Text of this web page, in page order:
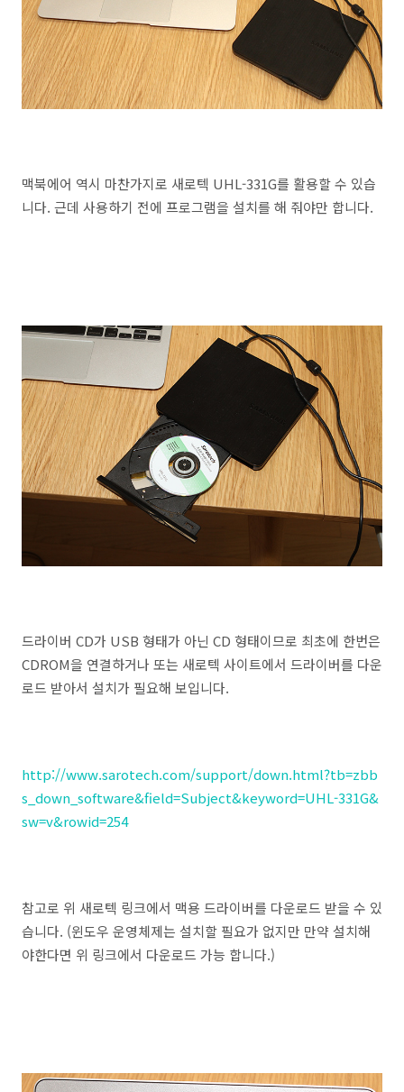
맥북에어 역시 마찬가지로 새로텍 UHL-331G를 활용할 수 있습
니다. 근데 사용하기 전에 프로그램을 설치를 해 줘야만 합니다.
드라이버 CD가 USB 형태가 아닌 CD 형태이므로 최초에 한번은
CDROM을 연결하거나 또는 새로텍 사이트에서 드라이버를 다운
로드 받아서 설치가 필요해 보입니다.
http://www.sarotech.com/support/down.html?tb=zbb
s_down_software&field=Subject&keyword=UHL-331G&
sw=v&rowid=254
참고로 위 새로텍 링크에서 맥용 드라이버를 다운로드 받을 수 있
습니다. (윈도우 운영체제는 설치할 필요가 없지만 만약 설치해
야한다면 위 링크에서 다운로드 가능 합니다.)